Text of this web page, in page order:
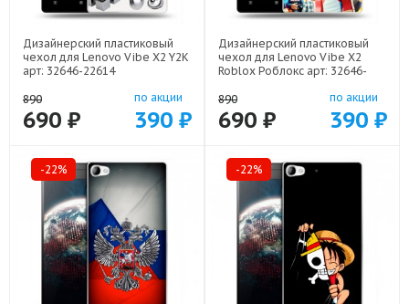
Дизайнерский пластиковый
чехол для Lenovo Vibe X2 Y2K
арт: 32646-22614
890
690 ₽
по акции
390 ₽
Дизайнерский пластиковый
чехол для Lenovo Vibe X2
Roblox Роблокс арт: 32646-
890
690 ₽
по акции
390 ₽
-22% -22%